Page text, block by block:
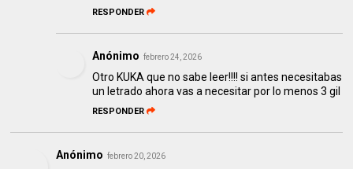
RESPONDER
Anónimo febrero 24, 2026
Otro KUKA que no sabe leer!!!! si antes necesitabas
un letrado ahora vas a necesitar por lo menos 3 gil
RESPONDER
Anónimo febrero 20, 2026